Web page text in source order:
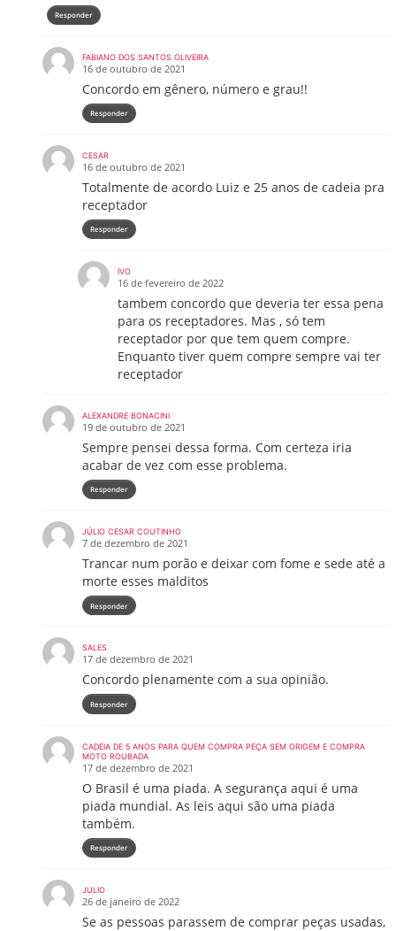
Responder
FABIANO DOS SANTOS OLIVEIRA
16 de outubro de 2021
Concordo em gênero, número e grau!!
Responder
CESAR
16 de outubro de 2021
Totalmente de acordo Luiz e 25 anos de cadeia pra
receptador
Responder
IVO
16 de fevereiro de 2022
tambem concordo que deveria ter essa pena
para os receptadores. Mas , só tem
receptador por que tem quem compre.
Enquanto tiver quem compre sempre vai ter
receptador
ALEXANDRE BONACINI
19 de outubro de 2021
Sempre pensei dessa forma. Com certeza iria
acabar de vez com esse problema.
Responder
JÚLIO CESAR COUTINHO
7 de dezembro de 2021
Trancar num porão e deixar com fome e sede até a
morte esses malditos
Responder
SALES
17 de dezembro de 2021
Concordo plenamente com a sua opinião.
Responder
CADEIA DE 5 ANOS PARA QUEM COMPRA PEÇA SEM ORIGEM E COMPRA
MOTO ROUBADA
17 de dezembro de 2021
O Brasil é uma piada. A segurança aqui é uma
piada mundial. As leis aqui são uma piada
também.
Responder
JULIO
26 de janeiro de 2022
Se as pessoas parassem de comprar peças usadas,